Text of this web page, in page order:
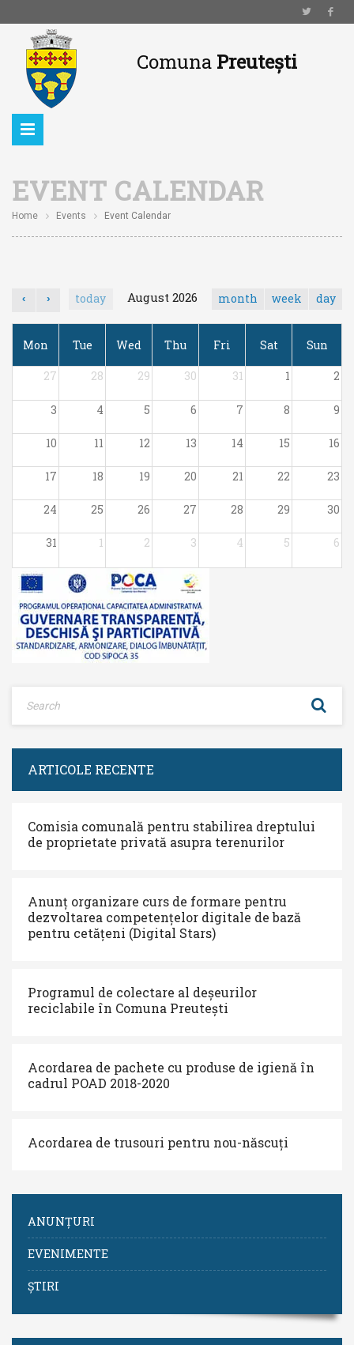
ComunaPreutești
EVENT CALENDAR
Home Events Event Calendar
‹ › today August 2026 month week day
Mon Tue Wed Thu Fri Sat Sun
27 28 29 30 31 1 2
3 4 5 6 7 8 9
10 11 12 13 14 15 16
17 18 19 20 21 22 23
24 25 26 27 28 29 30
31 1 2 3 4 5 6
ARTICOLE RECENTE
Comisia comunală pentru stabilirea dreptului
de proprietate privată asupra terenurilor
Anunț organizare curs de formare pentru
dezvoltarea competențelor digitale de bază
pentru cetățeni (Digital Stars)
Programul de colectare al deșeurilor
reciclabile în Comuna Preutești
Acordarea de pachete cu produse de igienă în
cadrul POAD 2018-2020
Acordarea de trusouri pentru nou-născuți
ANUNȚURI
EVENIMENTE
ȘTIRI